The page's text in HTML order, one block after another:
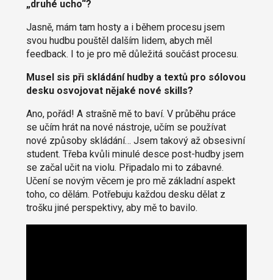
„druhé ucho“?
Jasně, mám tam hosty a i během procesu jsem
svou hudbu pouštěl dalším lidem, abych měl
feedback. I to je pro mě důležitá součást procesu.
Musel sis při skládání hudby a textů pro sólovou
desku osvojovat nějaké nové skills?
Ano, pořád! A strašně mě to baví. V průběhu práce
se učím hrát na nové nástroje, učím se používat
nové způsoby skládání… Jsem takový až obsesivní
student. Třeba kvůli minulé desce post-hudby jsem
se začal učit na violu. Připadalo mi to zábavné.
Učení se novým věcem je pro mě základní aspekt
toho, co dělám. Potřebuju každou desku dělat z
trošku jiné perspektivy, aby mě to bavilo.